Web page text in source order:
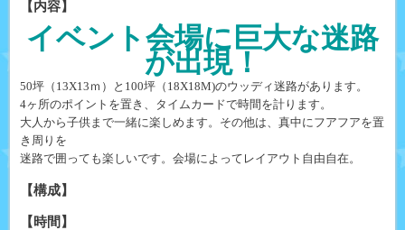
【内容】
イベント会場に巨大な迷路
が出現！
50坪（13X13ｍ）と100坪（18X18M)のウッディ迷路があります。
4ヶ所のポイントを置き、タイムカードで時間を計ります。
大人から子供まで一緒に楽しめます。その他は、真中にフアフアを置
き周りを
迷路で囲っても楽しいです。会場によってレイアウト自由自在。
【構成】
【時間】